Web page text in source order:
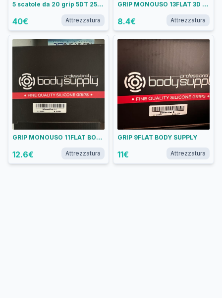
5 scatole da 20 grip 5DT 25mm
40€ Attrezzatura
GRIP MONOUSO 13FLAT 3D TOUCH
8.4€ Attrezzatura
GRIP MONOUSO 11FLAT BODYSUPPLY
12.6€ Attrezzatura
GRIP 9FLAT BODY SUPPLY
11€ Attrezzatura